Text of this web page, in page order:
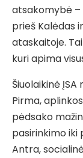
atsakomybė
prieš Kalėdas
ataskaitoje.
kuri apima
Šiuolaikinė
Pirma,
pėdsako
pasirinkimo iki
Antra,